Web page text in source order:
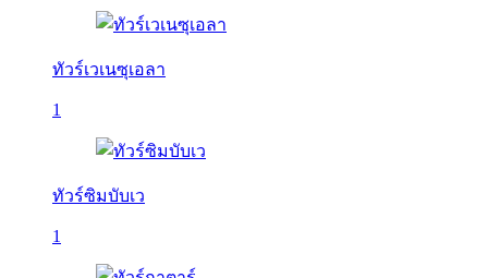
ทัวร์เวเนซุเอลา
1
ทัวร์ซิมบับเว
1